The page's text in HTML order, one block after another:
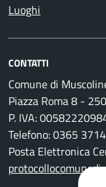
Luoghi
CONTATTI
Comune di
Piazza Roma 8 -
P. IVA:
Telefono: 0365
Posta Elettronica